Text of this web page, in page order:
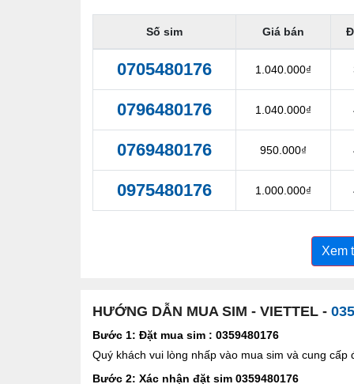
Số sim Giá bán
0705480176 1.040.000₫
0796480176 1.040.000₫
0769480176 950.000₫
0975480176 1.000.000₫
Xem
HƯỚNG DẪN MUA SIM - VIETTEL -
Bước 1: Đặt mua sim : 0359480176
Quý khách vui lòng nhấp vào mua sim và cung
Bước 2: Xác nhận đặt sim 0359480176